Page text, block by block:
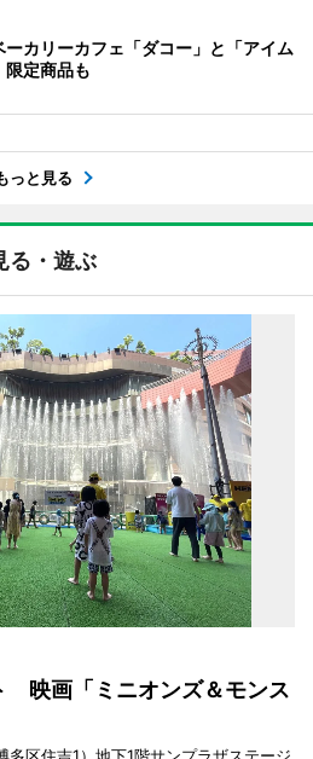
ーカリーカフェ「ダコー」と「アイム
定商品も
っと見る
る・遊ぶ
映画「ミニオンズ＆モンス